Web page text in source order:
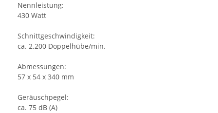
Nennleistung:
430 Watt
Schnittgeschwindigkeit:
ca. 2.200 Doppelhübe/min.
Abmessungen:
57 x 54 x 340 mm
Geräuschpegel:
ca. 75 dB (A)